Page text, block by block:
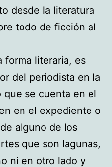
desde la literatura
todo de ficción al
forma literaria, es
del periodista en la
que se cuenta en el
en el expediente o
alguno de los
que son lagunas,
ni en otro lado y